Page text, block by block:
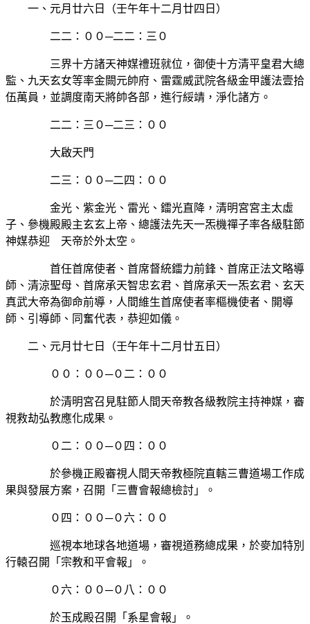
一、元月廿六日（壬午年十二月廿四日）
二二：００─二二：三０
三界十方諸天神媒禮班就位，御使十方清平皇君大總
監、九天玄女等率金闕元帥府、雷霆威武院各級金甲護法壹拾
伍萬員，並調度南天將帥各部，進行綏靖，淨化諸方。
二二：三０─二三：００
大啟天門
二三：００─二四：００
金光、紫金光、雷光、鐳光直降，清明宮宮主太虛
子、參機殿殿主玄玄上帝、總護法先天一炁機禪子率各級駐節
神媒恭迎 天帝於外太空。
首任首席使者、首席督統鐳力前鋒、首席正法文略導
師、清涼聖母、首席承天智忠玄君、首席承天一炁玄君、玄天
真武大帝為御命前導，人間維生首席使者率樞機使者、開導
師、引導師、同奮代表，恭迎如儀。
二、元月廿七日（壬午年十二月廿五日）
００：００─０二：００
於清明宮召見駐節人間天帝教各級教院主持神媒，審
視救劫弘教應化成果。
０二：００─０四：００
於參機正殿審視人間天帝教極院直轄三曹道場工作成
果與發展方案，召開「三曹會報總檢討」。
０四：００─０六：００
巡視本地球各地道場，審視道務總成果，於麥加特別
行轅召開「宗教和平會報」。
０六：００─０八：００
於玉成殿召開「系星會報」。